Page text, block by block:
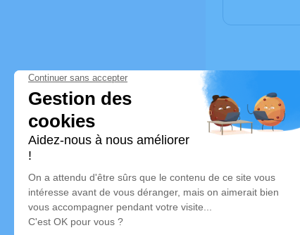
Déroulé